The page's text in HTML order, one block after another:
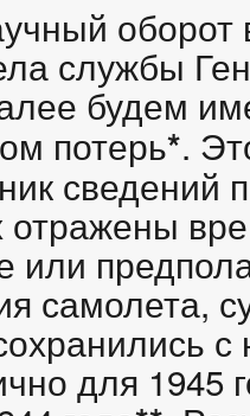
службы
будем
потерь*.
сведений
отражены
или
самолета,
для 1945